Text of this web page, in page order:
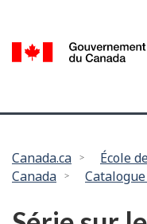
selection
Vous
êtes
Canada.ca
École
Canada